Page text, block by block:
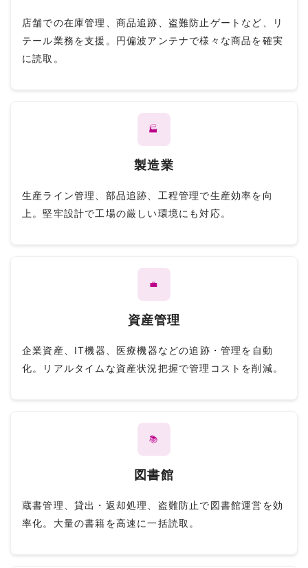
店舗での在庫管理、商品追跡、盗難防止ゲートなど、リ
テール業務を支援。円偏波アンテナで様々な商品を確実
に読取。
🏭
製造業
生産ライン管理、部品追跡、工程管理で生産効率を向
上。堅牢設計で工場の厳しい環境にも対応。
💼
資産管理
企業資産、IT機器、医療機器などの追跡・管理を自動
化。リアルタイムな資産状況把握で管理コストを削減。
📚
図書館
蔵書管理、貸出・返却処理、盗難防止で図書館運営を効
率化。大量の書籍を高速に一括読取。